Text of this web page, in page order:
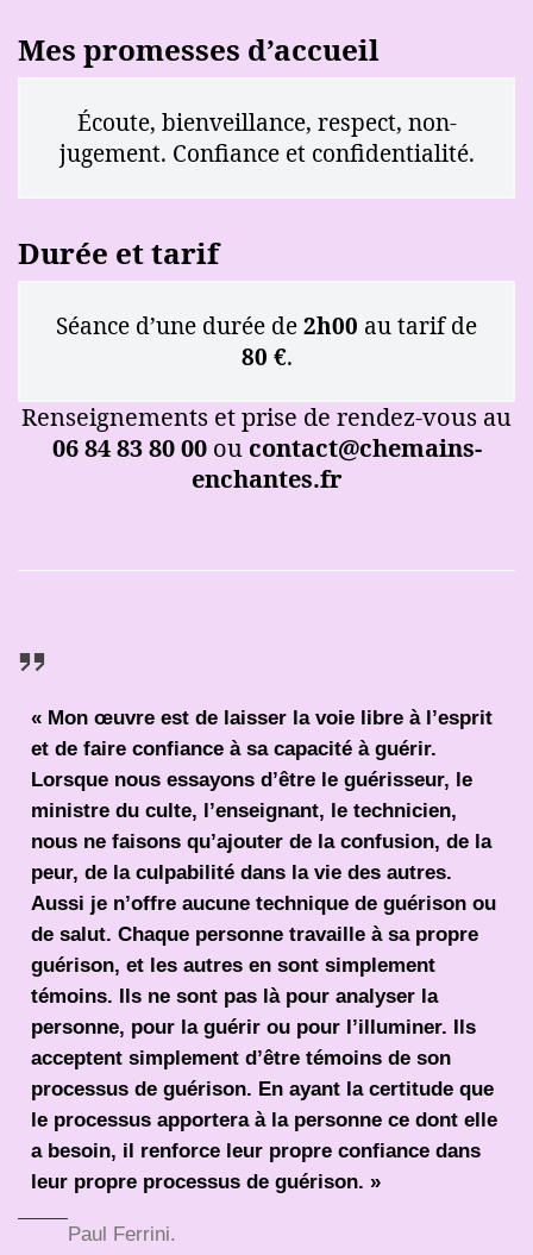
Mes promesses d’accueil
Écoute, bienveillance, respect, non-
jugement. Confiance et confidentialité.
Durée et tarif
Séance d’une durée de2h00 au tarif de
80 €.
Renseignements et prise de rendez-vous au
06 84 83 80 00ou contact@chemains-
enchantes.fr
« Mon œuvre est de laisser la voie libre à l’esprit
et de faire confiance à sa capacité à guérir.
Lorsque nous essayons d’être le guérisseur, le
ministre du culte, l’enseignant, le technicien,
nous ne faisons qu’ajouter de la confusion, de la
peur, de la culpabilité dans la vie des autres.
Aussi je n’offre aucune technique de guérison ou
de salut. Chaque personne travaille à sa propre
guérison, et les autres en sont simplement
témoins. Ils ne sont pas là pour analyser la
personne, pour la guérir ou pour l’illuminer. Ils
acceptent simplement d’être témoins de son
processus de guérison. En ayant la certitude que
le processus apportera à la personne ce dont elle
a besoin, il renforce leur propre confiance dans
leur propre processus de guérison. »
Paul Ferrini.